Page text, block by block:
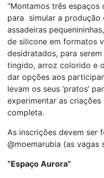
“Montamos três
para simular a produção
assadeiras
de silicone em formatos
desidratados, para
tingido, arroz colorido e
dar opções aos
levam os seus ‘pratos’
experimentar as criações
completa.
As inscrições devem ser
@moemarubia (as vagas
“Espaço Aurora”